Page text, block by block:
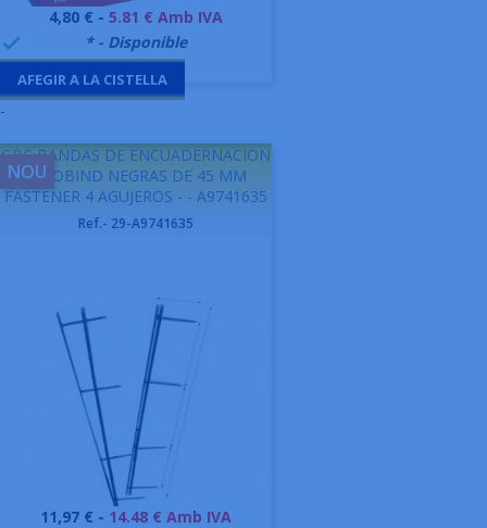
Preu
4,80 € - 5.81 € Amb IVA
 * - Disponible
AFEGIR A LA CISTELLA
-
GBC BANDAS DE ENCUADERNACION
VELOBIND NEGRAS DE 45 MM
FASTENER 4 AGUJEROS - - A9741635
Ref.- 29-A9741635
NOU
Preu
11,97 € - 14.48 € Amb IVA